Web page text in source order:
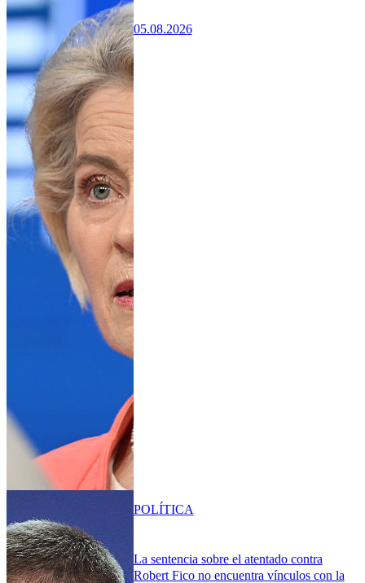
05.08.2026
La sentencia sobre el atentado contra
Robert Fico no encuentra vínculos con la
POLÍTICA